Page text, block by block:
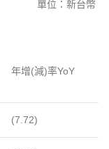
單位：新台幣
年增(減)率YoY
(7.72)